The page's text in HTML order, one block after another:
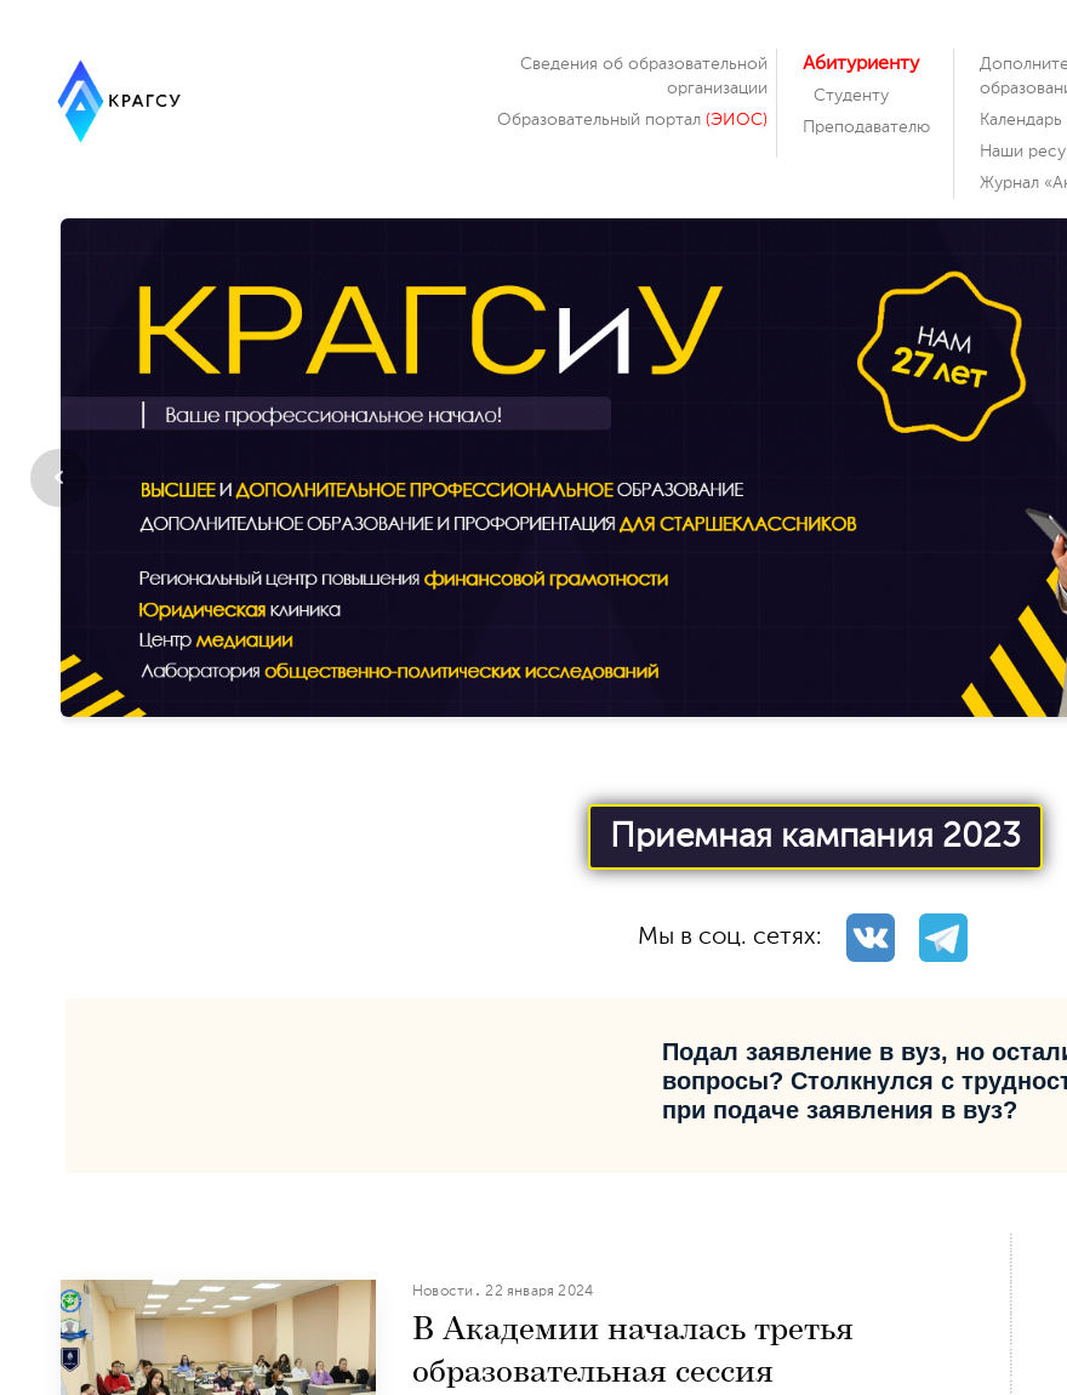
Сведения об образовательной
организации
Образовательный портал (ЭИОС)
Абитуриенту
Студенту
Преподавателю
Наши
Журнал
Приемная кампания 2023
Мы в соц. сетях:
Подал заявление в вуз, но
вопросы? Столкнулся с
при подаче заявления в вуз?
Новости 22 января 2024
В Академии началась третья
образовательная сессия